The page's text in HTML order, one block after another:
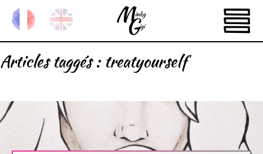
Articles taggés :treatyourself